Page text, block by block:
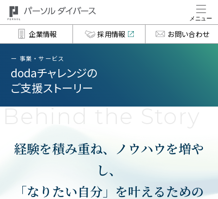
企業情報 採用情報 お問い合わせ
事業・サービス
dodaチャレンジの
ご支援ストーリー
経験を積み重ね、ノウハウを増や
し、
「なりたい自分」を叶えるための